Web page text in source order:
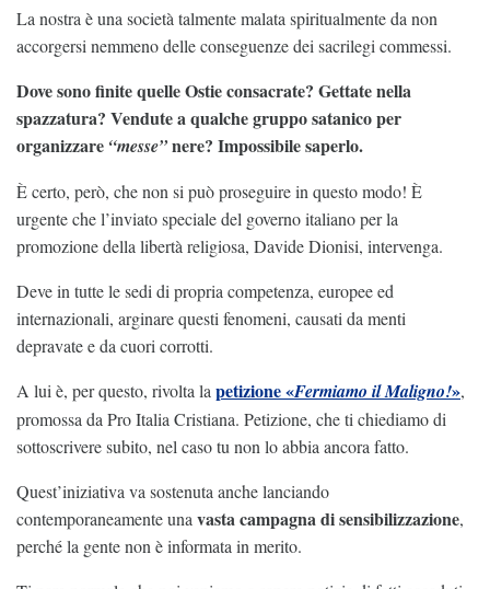
La nostra è una società talmente malata spiritualmente da non
accorgersi nemmeno delle conseguenze dei sacrilegi commessi.
Dove sono finite quelle Ostie consacrate? Gettate nella
spazzatura? Vendute a qualche gruppo satanico per
organizzare “messe”nere? Impossibile saperlo.
È certo, però, che non si può proseguire in questo modo! È
urgente che l’inviato speciale del governo italiano per la
promozione della libertà religiosa, Davide Dionisi, intervenga.
Deve in tutte le sedi di propria competenza, europee ed
internazionali, arginare questi fenomeni, causati da menti
depravate e da cuori corrotti.
A lui è, per questo, rivolta la petizione «Fermiamo il Maligno!»,
promossa da Pro Italia Cristiana. Petizione, che ti chiediamo di
sottoscrivere subito, nel caso tu non lo abbia ancora fatto.
Quest’iniziativa va sostenuta anche lanciando
contemporaneamente una vasta campagna di sensibilizzazione,
perché la gente non è informata in merito.